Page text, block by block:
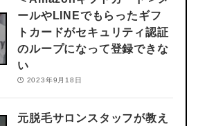
ールやLINEでもらったギフ
トカードがセキュリティ認証
のループになって登録できな
い
2023年9月18日
元脱毛サロンスタッフが教え